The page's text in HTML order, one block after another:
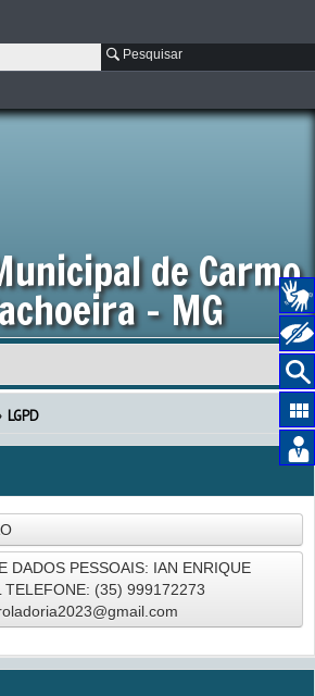
Pesquisar
de Carmo
- MG
LGPD
DADOS PESSOAIS: IAN ENRIQUE
TELEFONE: (35) 999172273